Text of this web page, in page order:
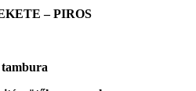
– PIROS